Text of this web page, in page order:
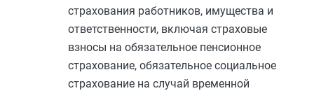
страхования работников, имущества и
ответственности, включая страховые
взносы на обязательное пенсионное
страхование, обязательное социальное
страхование на случай временной